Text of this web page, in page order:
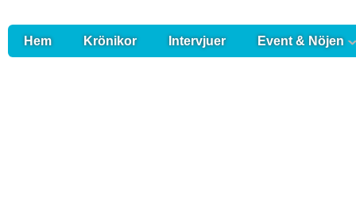
Hem Krönikor Intervjuer Event & Nöjen